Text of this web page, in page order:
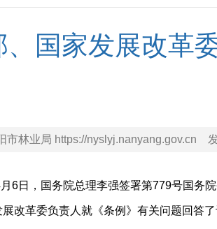
、国家发展改革
市林业局 https://nyslyj.nanyang.gov.cn
6日，国务院总理李强签署第779号国务
改革委负责人就《条例》有关问题回答了